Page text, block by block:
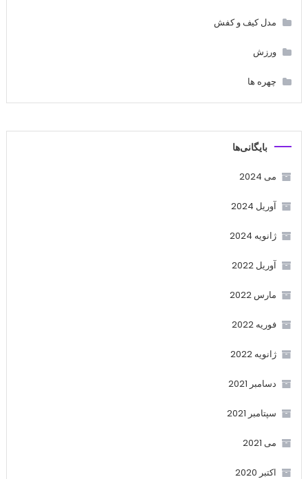
مدل کیف و کفش
ورزش
چهره ها
بایگانی‌ها
می 2024
آوریل 2024
ژانویه 2024
آوریل 2022
مارس 2022
فوریه 2022
ژانویه 2022
دسامبر 2021
سپتامبر 2021
می 2021
اکتبر 2020